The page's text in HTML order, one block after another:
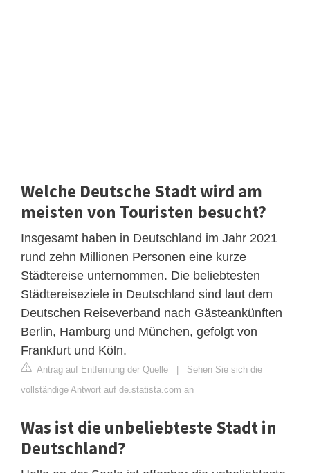
Welche Deutsche Stadt wird am
meisten von Touristen besucht?
Insgesamt haben in Deutschland im Jahr 2021
rund zehn Millionen Personen eine kurze
Städtereise unternommen. Die beliebtesten
Städtereiseziele in Deutschland sind laut dem
Deutschen Reiseverband nach Gästeankünften
Berlin, Hamburg und München, gefolgt von
Frankfurt und Köln.
Antrag auf Entfernung der Quelle
Sehen Sie sich die
vollständige Antwort auf de.statista.com an
Was ist die unbeliebteste Stadt in
Deutschland?